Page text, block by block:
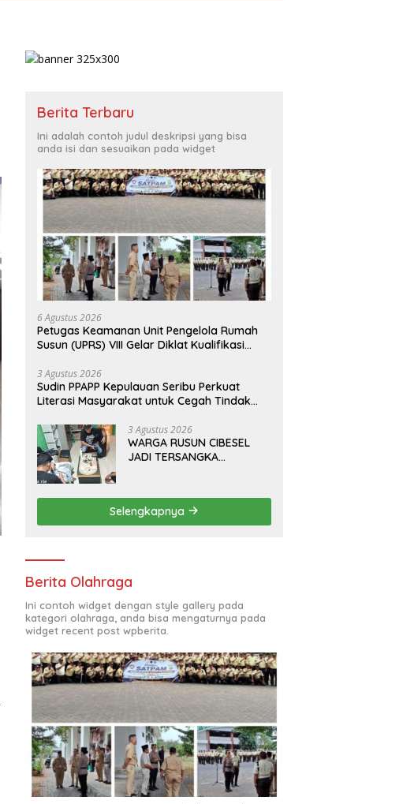
Berita Terbaru
Ini adalah contoh judul deskripsi yang bisa
anda isi dan sesuaikan pada widget
6 Agustus 2026
Petugas Keamanan Unit Pengelola Rumah
Susun (UPRS) VIII Gelar Diklat Kualifikasi
Solusi dan Direktorat Bhabinkamtibmas
Polda Metro Jaya*
3 Agustus 2026
Sudin PPAPP Kepulauan Seribu Perkuat
Literasi Masyarakat untuk Cegah Tindak
3 Agustus 2026
WARGA RUSUN CIBESEL
JADI TERSANGKA
Selengkapnya
Berita Olahraga
Ini contoh widget dengan style gallery pada
kategori olahraga, anda bisa mengaturnya pada
widget recent post wpberita.